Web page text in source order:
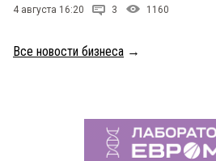
4 августа 16:20 3 1160
Все новости бизнеса →